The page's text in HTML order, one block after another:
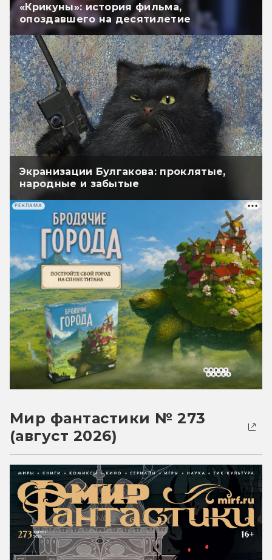
«Крикуны»: история фильма,
опоздавшего на десятилетие
Экранизации Булгакова: проклятые,
народные и забытые
РЕКЛАМА
Мир фантастики № 273
(август 2026)